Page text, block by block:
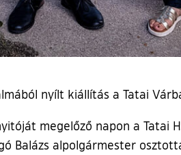
nyílt kiállítás a Tatai
megelőző napon a Tatai
Balázs alpolgármester